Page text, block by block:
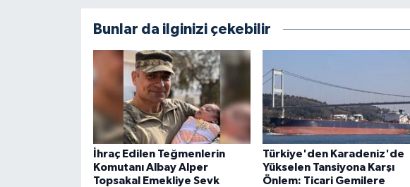
Bunlar da ilginizi çekebilir
İhraç Edilen Teğmenlerin
Komutanı Albay Alper
Topsakal Emekliye Sevk
Türkiye'den Karadeniz'de
Yükselen Tansiyona Karşı
Önlem: Ticari Gemilere